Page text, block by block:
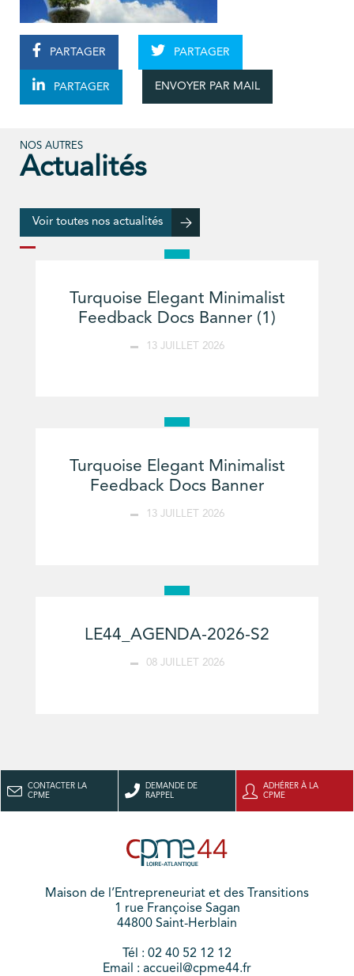
PARTAGER PARTAGER
PARTAGER ENVOYER PAR MAIL
NOS AUTRES
Actualités
Voir toutes nos actualités
Turquoise Elegant Minimalist
Feedback Docs Banner (1)
13 JUILLET 2026
Turquoise Elegant Minimalist
Feedback Docs Banner
13 JUILLET 2026
LE44_AGENDA-2026-S2
08 JUILLET 2026
CONTACTER LA
CPME
DEMANDE DE
RAPPEL
ADHÉRER À LA
CPME
Maison de l’Entrepreneuriat et des Transitions
1 rue Françoise Sagan
44800 Saint-Herblain
Tél : 02 40 52 12 12
Email : accueil@cpme44.fr